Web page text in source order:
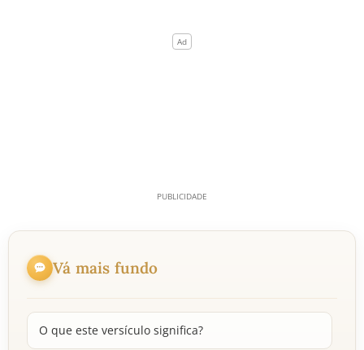
Vá mais fundo
O que este versículo significa?